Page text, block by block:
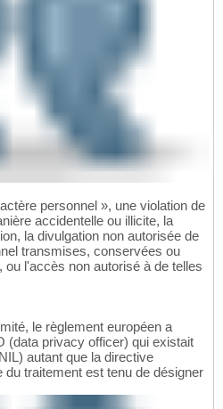
personnel », une violation de
accidentelle ou illicite, la
la divulgation non autorisée de
transmises, conservées ou
l'accès non autorisé à de telles
le règlement européen a
(data privacy officer) qui existait
autant que la directive
du traitement est tenu de désigner